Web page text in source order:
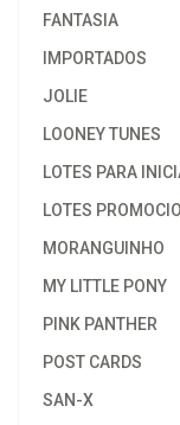
FANTASIA
IMPORTADOS
JOLIE
LOONEY TUNES
LOTES PARA
LOTES
MORANGUINHO
MY LITTLE PONY
PINK PANTHER
POST CARDS
SAN-X